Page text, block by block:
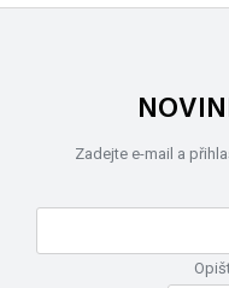
Zadejte e-mail a